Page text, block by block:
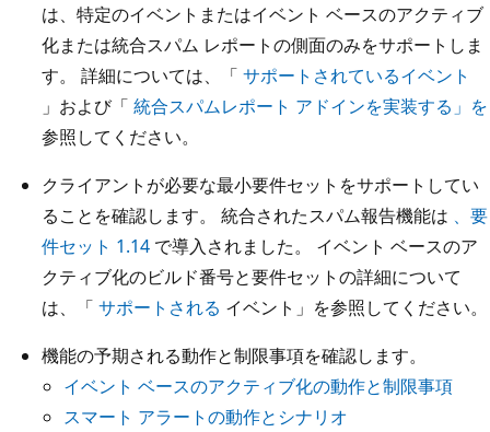
は、特定のイベントまたはイベント ベースのアクティブ
化または統合スパム レポートの側面のみをサポートしま
す。 詳細については、「 サポートされているイベント
」および「 統合スパムレポート アドインを実装する」を
参照してください。
クライアントが必要な最小要件セットをサポートしてい
ることを確認します。 統合されたスパム報告機能は 、要
件セット 1.14 で導入されました。 イベント ベースのア
クティブ化のビルド番号と要件セットの詳細について
は、「 サポートされる イベント」を参照してください。
機能の予期される動作と制限事項を確認します。
イベント ベースのアクティブ化の動作と制限事項
スマート アラートの動作とシナリオ